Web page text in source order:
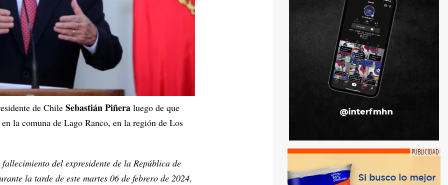
de Chile Sebastián Piñera luego de que
la comuna de Lago Ranco, en la región de Los
del expresidente de la República de
la tarde de este martes 06 de febrero de 2024,